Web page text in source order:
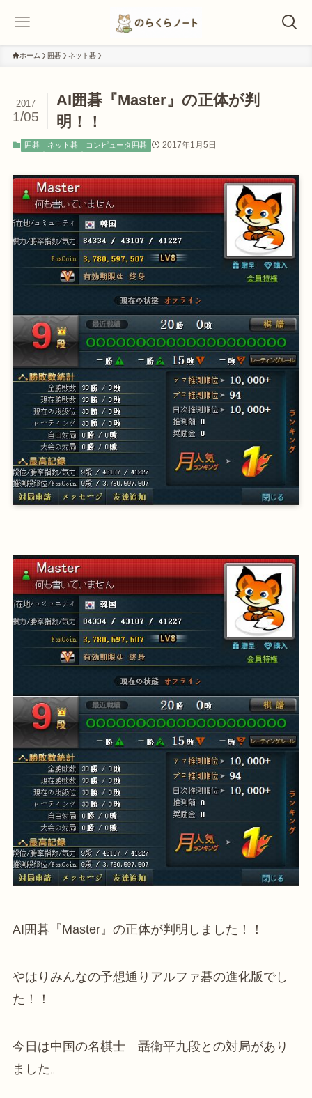
ホーム 囲碁 ネット碁
AI囲碁『Master』の正体が判
明！！
2017
1/05
囲碁 ネット碁 コンピュータ囲碁 2017年1月5日
AI囲碁『Master』の正体が判明しました！！
やはりみんなの予想通りアルファ碁の進化版でし
た！！
今日は中国の名棋士 聶衛平九段との対局があり
ました。